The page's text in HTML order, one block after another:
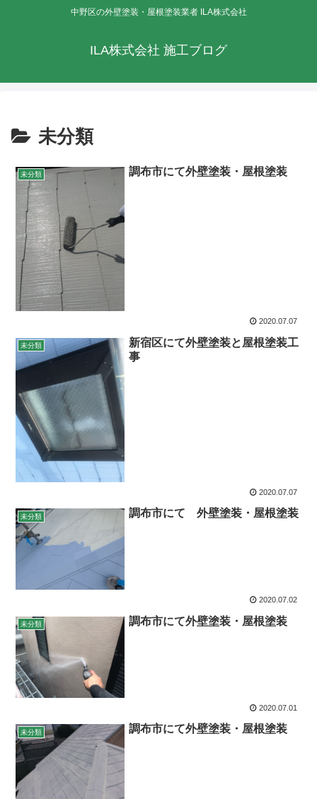
中野区の外壁塗装・屋根塗装業者 ILA株式会社
ILA株式会社 施工ブログ
未分類
未分類 調布市にて外壁塗装・屋根塗装
2020.07.07
未分類
新宿区にて外壁塗装と屋根塗装工
事
2020.07.07
未分類 調布市にて 外壁塗装・屋根塗装
2020.07.02
未分類 調布市にて外壁塗装・屋根塗装
2020.07.01
未分類 調布市にて外壁塗装・屋根塗装